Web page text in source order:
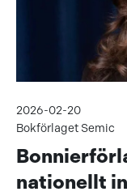
2026-02-20
Bokförlaget Semic
nationellt